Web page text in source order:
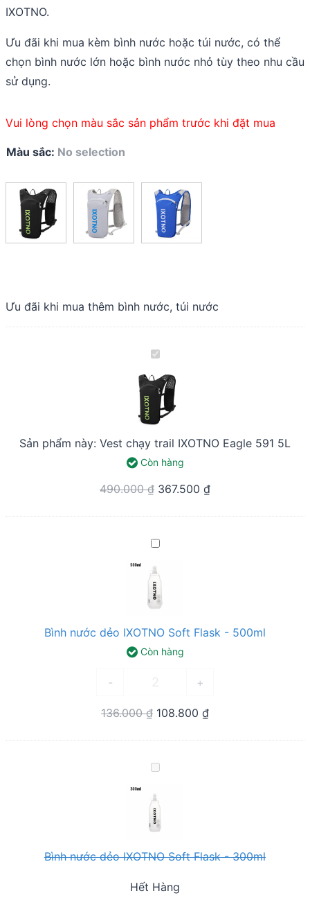
IXOTNO.
Ưu đãi khi mua kèm bình nước hoặc túi nước, có thể
chọn bình nước lớn hoặc bình nước nhỏ tùy theo nhu cầu
sử dụng.
Vui lòng chọn màu sắc sản phẩm trước khi đặt mua
Màu sắc: No selection
Ưu đãi khi mua thêm bình nước, túi nước
Vest
chạy
trail
IXOTNO
591
5L
Sản phẩm này: Vest chạy trail IXOTNO Eagle 591 5L
Còn hàng
490.000₫ Original
490.000 ₫.
367.500 ₫Current
Bình
dẻo
IXOTNO
Flask
-
Bình nước dẻo IXOTNO Soft Flask - 500ml
Còn hàng
-
dẻo
500ml
quantity
+
136.000₫ Original
136.000 ₫.
108.800 ₫Current
Bình
dẻo
IXOTNO
Flask
-
Bình nước dẻo IXOTNO Soft Flask - 300ml
Hết Hàng